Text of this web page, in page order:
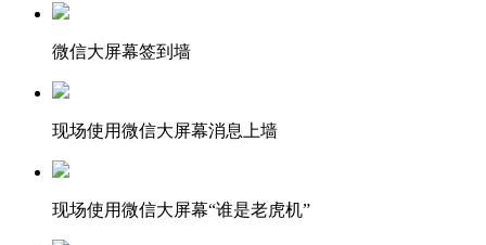
微信大屏幕签到墙
现场使用微信大屏幕消息上墙
现场使用微信大屏幕“谁是老虎机”